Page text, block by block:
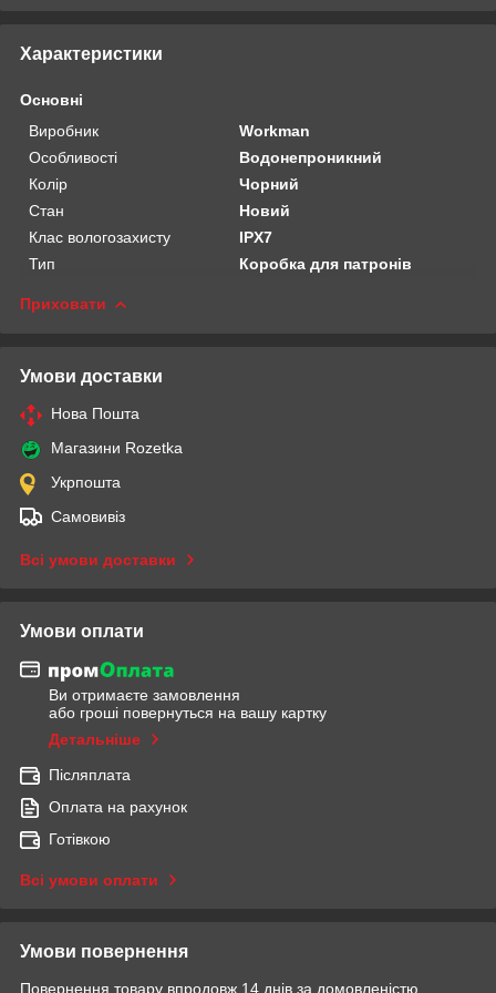
Характеристики
Основні
Виробник
Workman
Особливості
Водонепроникний
Колір
Чорний
Стан
Новий
Клас вологозахисту
IPX7
Тип
Коробка для патронів
Приховати
Умови доставки
Нова Пошта
Магазини Rozetka
Укрпошта
Самовивіз
Всі умови доставки
Умови оплати
Ви отримаєте замовлення
або гроші повернуться на вашу картку
Детальніше
Післяплата
Оплата на рахунок
Готівкою
Всі умови оплати
Умови повернення
Повернення товару впродовж 14 днів за домовленістю